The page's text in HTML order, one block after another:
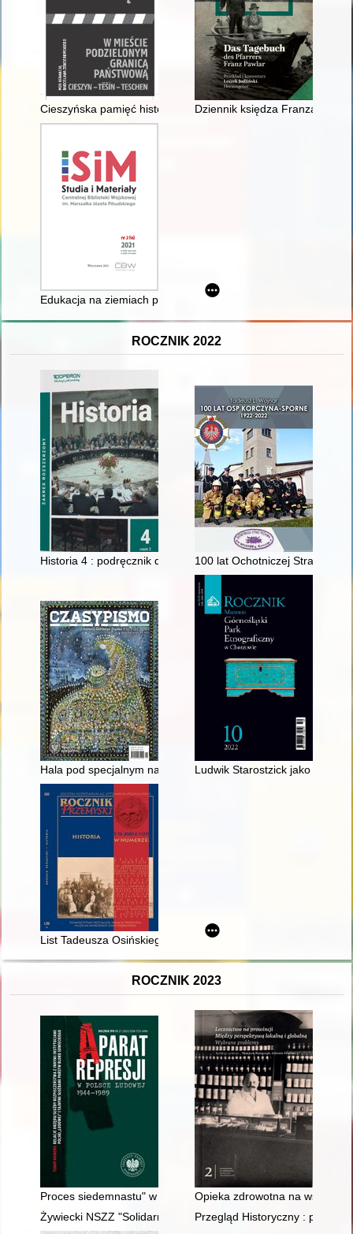
Cieszyńska pamięć historyczna, czyli tramwajem do krainy
Dziennik księdza Franza
Edukacja na ziemiach polskich pod okupacją niemiecką
ROCZNIK 2022
Historia 4 : podręcznik dla szkół ponadpodstawowych : zakres
100 lat Ochotniczej Straży
Hala pod specjalnym nadzoremLudwik Starostzick jako
List Tadeusza Osińskiego do brata - Kazimierza Osińskiego
ROCZNIK 2023
Proces siedemnastu" w Radomsku (7 maja 1946 roku) :
Opieka zdrowotna na wsi na
Żywiecki NSZZ "Solidarność" w okresie stanu wojennego :
Przegląd Historyczny : pismo